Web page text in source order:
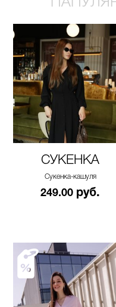
СУКЕНКА
Сукенка-кашуля
249.00 руб.